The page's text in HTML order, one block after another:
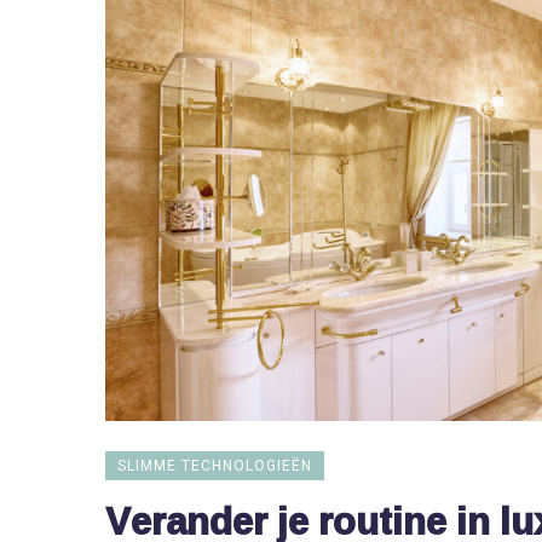
SLIMME TECHNOLOGIEËN
Verander je routine in